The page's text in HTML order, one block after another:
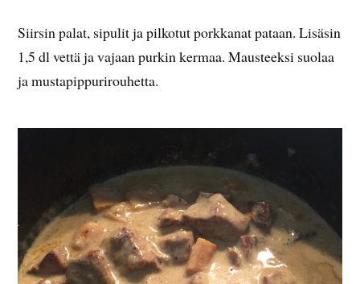
Siirsin palat, sipulit ja pilkotut porkkanat pataan. Lisäsin
1,5 dl vettä ja vajaan purkin kermaa. Mausteeksi suolaa
ja mustapippurirouhetta.